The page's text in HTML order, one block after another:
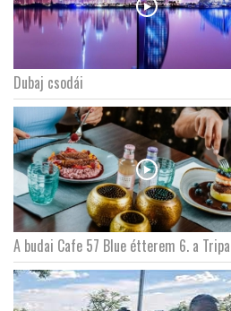
Dubaj csodái
A budai Cafe 57 Blue étterem 6. a